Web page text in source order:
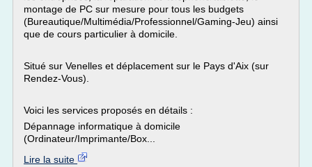
montage de PC sur mesure pour tous les budgets
(Bureautique/Multimédia/Professionnel/Gaming-Jeu) ainsi
que de cours particulier à domicile.
Situé sur Venelles et déplacement sur le Pays d'Aix (sur
Rendez-Vous).
Voici les services proposés en détails :
Dépannage informatique à domicile
(Ordinateur/Imprimante/Box...
Lire la suite